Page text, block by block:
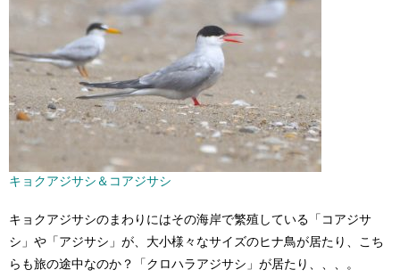
キョクアジサシ＆コアジサシ
キョクアジサシのまわりにはその海岸で繁殖している「コアジサ
シ」や「アジサシ」が、大小様々なサイズのヒナ鳥が居たり、こち
らも旅の途中なのか？「クロハラアジサシ」が居たり、、、。